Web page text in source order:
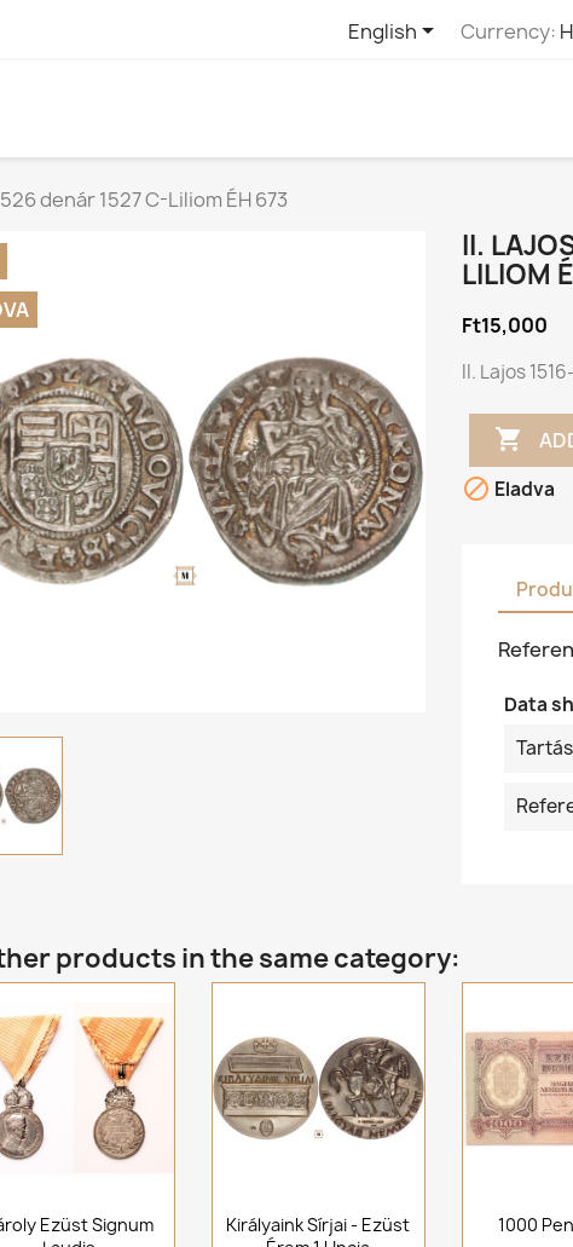
English Currency:
denár 1527 C-Liliom ÉH 673
II.
LILIOM
Ft15,000
II. Lajos

 Eladva
Data
products in the same category:
Ezüst Signum
Királyaink Sírjai - Ezüst
1000